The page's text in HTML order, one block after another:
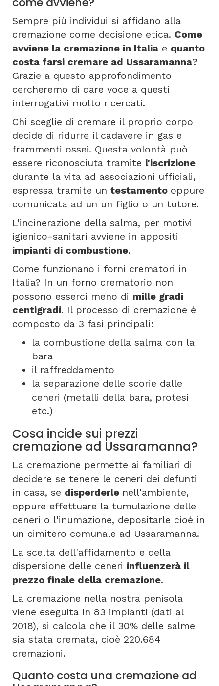
Sempre più individui si affidano alla
cremazione come decisione etica. Come
avviene la cremazione in Italia e quanto
costa farsi cremare ad Ussaramanna?
Grazie a questo approfondimento
cercheremo di dare voce a questi
interrogativi molto ricercati.
Chi sceglie di cremare il proprio corpo
decide di ridurre il cadavere in gas e
frammenti ossei. Questa volontà può
essere riconosciuta tramite l'iscrizione
durante la vita ad associazioni ufficiali,
espressa tramite un testamento oppure
comunicata ad un un figlio o un tutore.
L'incinerazione della salma, per motivi
igienico-sanitari avviene in appositi
impianti di combustione.
Come funzionano i forni crematori in
Italia? In un forno crematorio non
possono esserci meno di mille gradi
centigradi. Il processo di cremazione è
composto da 3 fasi principali:
la combustione della salma con la
bara
il raffreddamento
la separazione delle scorie dalle
ceneri (metalli della bara, protesi
etc.)
Cosa incide sui prezzi
cremazione ad Ussaramanna?
La cremazione permette ai familiari di
decidere se tenere le ceneri dei defunti
in casa, se disperderle nell'ambiente,
oppure effettuare la tumulazione delle
ceneri o l'inumazione, depositarle cioè in
un cimitero comunale ad Ussaramanna.
La scelta dell'affidamento e della
dispersione delle ceneri influenzerà il
prezzo finale della cremazione.
La cremazione nella nostra penisola
viene eseguita in 83 impianti (dati al
2018), si calcola che il 30% delle salme
sia stata cremata, cioè 220.684
cremazioni.
Quanto costa una cremazione ad